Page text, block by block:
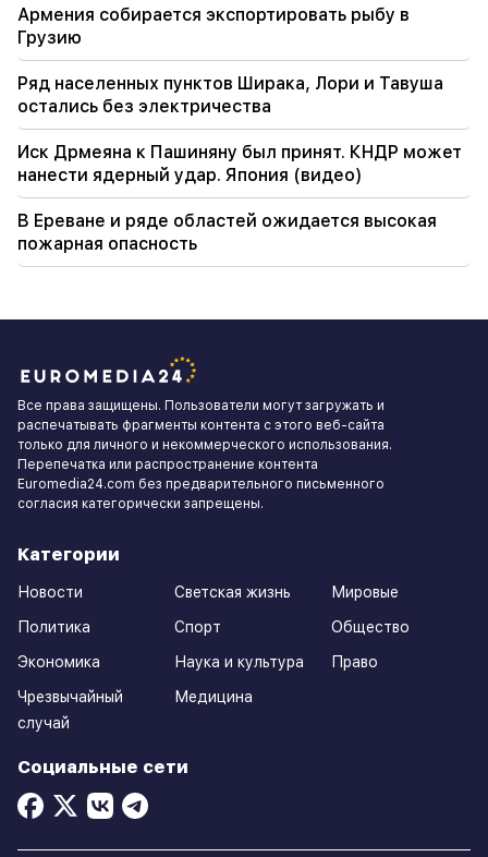
Армения собирается экспортировать рыбу в
Грузию
Ряд населенных пунктов Ширака, Лори и Тавуша
остались без электричества
Иск Дрмеяна к Пашиняну был принят. КНДР может
нанести ядерный удар. Япония (видео)
В Ереване и ряде областей ожидается высокая
пожарная опасность
Все права защищены. Пользователи могут загружать и
распечатывать фрагменты контента с этого веб-сайта
только для личного и некоммерческого использования.
Перепечатка или распространение контента
Euromedia24.com без предварительного письменного
согласия категорически запрещены.
Категории
Новости
Политика
Экономика
Чрезвычайный
случай
Светская жизнь
Спорт
Наука и культура
Медицина
Мировые
Общество
Право
Социальные сети